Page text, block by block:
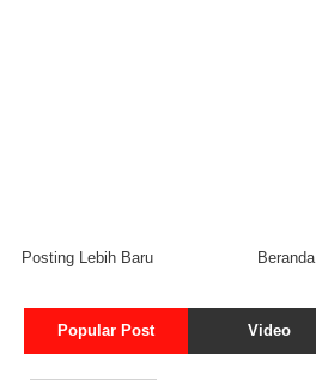
Posting Lebih Baru Beranda
Popular Post Video